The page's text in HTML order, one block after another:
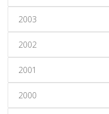
2003
2002
2001
2000